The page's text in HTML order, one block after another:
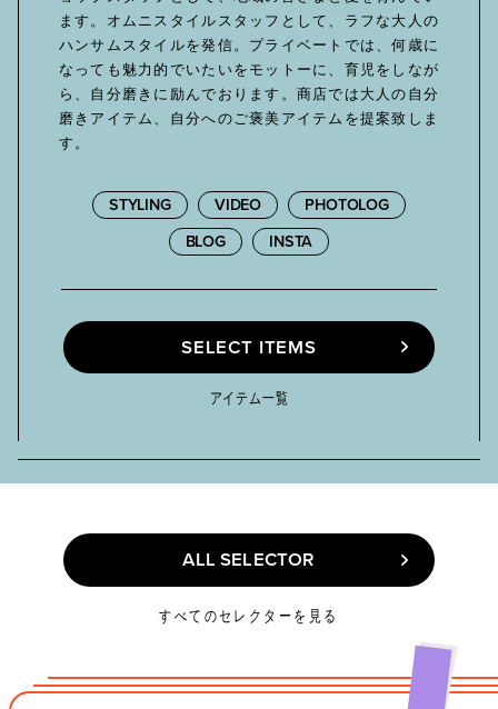
ます。オムニスタイルスタッフとして、ラフな大人の
ハンサムスタイルを発信。プライベートでは、何歳に
なっても魅力的でいたいをモットーに、育児をしなが
ら、自分磨きに励んでおります。商店では大人の自分
磨きアイテム、自分へのご褒美アイテムを提案致しま
す。
STYLING VIDEO
PHOTOLOG
BLOG
INSTA
SELECT ITEMS
SELECT ITEMS
アイテム一覧
ALL SELECTOR
ALL SELECTOR
すべてのセレクターを見る